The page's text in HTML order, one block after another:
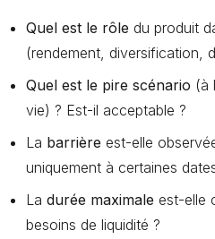
Quel est le rôle du produit
(rendement, diversification,
Quel est le pire scénario (à
vie) ? Est-il acceptable ?
La barrière est-elle
uniquement à certaines
Ladurée maximale est-elle
besoins de liquidité ?